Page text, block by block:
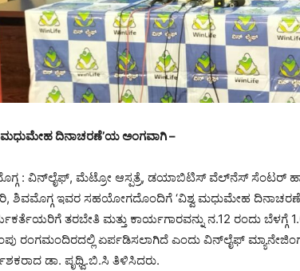
ಮಧುಮೇಹ ದಿನಾಚರಣೆ’ಯ ಅಂಗವಾಗಿ –
: ವಿನ್‍ಲೈಫ್, ಮೆಟ್ರೋ ಆಸ್ಪತ್ರೆ, ಡಯಾಬಿಟಿಸ್ ವೆಲ್‍ನೆಸ್ ಸೆಂಟರ್
ಶಿವಮೊಗ್ಗ ಇವರ ಸಹಯೋಗದೊಂದಿಗೆ ‘ವಿಶ್ವ ಮಧುಮೇಹ
ತರಬೇತಿ ಮತ್ತು ಕಾರ್ಯಗಾರವನ್ನು ನ.12 ರಂದು
ರಂಗಮಂದಿರದಲ್ಲಿ ಏರ್ಪಡಿಸಲಾಗಿದೆ ಎಂದು ವಿನ್‍ಲೈಫ್
ಡಾ. ಪೃಥ್ವಿ.ಬಿ.ಸಿ ತಿಳಿಸಿದರು.